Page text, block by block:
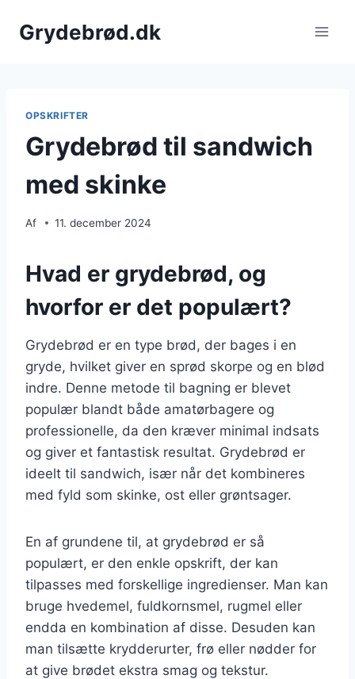
Grydebrød.dk
OPSKRIFTER
Grydebrød til sandwich
med skinke
Af 11. december 2024
Hvad er grydebrød, og
hvorfor er det populært?
Grydebrød er en type brød, der bages i en
gryde, hvilket giver en sprød skorpe og en blød
indre. Denne metode til bagning er blevet
populær blandt både amatørbagere og
professionelle, da den kræver minimal indsats
og giver et fantastisk resultat. Grydebrød er
ideelt til sandwich, især når det kombineres
med fyld som skinke, ost eller grøntsager.
En af grundene til, at grydebrød er så
populært, er den enkle opskrift, der kan
tilpasses med forskellige ingredienser. Man kan
bruge hvedemel, fuldkornsmel, rugmel eller
endda en kombination af disse. Desuden kan
man tilsætte krydderurter, frø eller nødder for
at give brødet ekstra smag og tekstur.